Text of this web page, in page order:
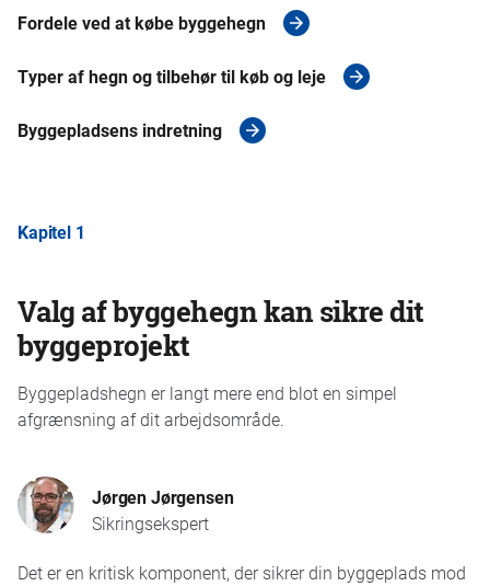
Fordele ved at købe byggehegn
Typer af hegn og tilbehør til køb og leje
Byggepladsens indretning
Kapitel 1
Valg af byggehegn kan sikre dit
byggeprojekt
Byggepladshegn er langt mere end blot en simpel
afgrænsning af dit arbejdsområde.
Jørgen Jørgensen
Sikringsekspert
Det er en kritisk komponent, der sikrer din byggeplads mod